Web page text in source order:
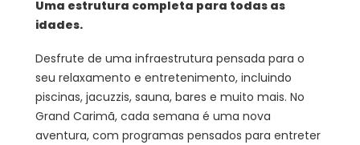
Uma estrutura completa para todas as
idades.
Desfrute de uma infraestrutura pensada para o
seu relaxamento e entretenimento, incluindo
piscinas, jacuzzis, sauna, bares e muito mais. No
Grand Carimã, cada semana é uma nova
aventura, com programas pensados ​​para entreter